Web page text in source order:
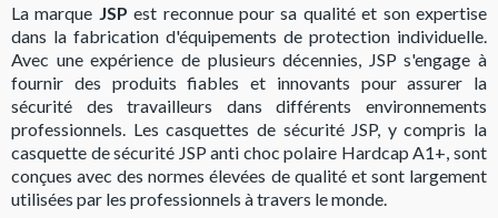
La marque JSP est reconnue pour sa qualité et son expertise
dans la fabrication d'équipements de protection individuelle.
Avec une expérience de plusieurs décennies, JSP s'engage à
fournir des produits fiables et innovants pour assurer la
sécurité des travailleurs dans différents environnements
professionnels. Les casquettes de sécurité JSP, y compris la
casquette de sécurité JSP anti choc polaire Hardcap A1+, sont
conçues avec des normes élevées de qualité et sont largement
utilisées par les professionnels à travers le monde.